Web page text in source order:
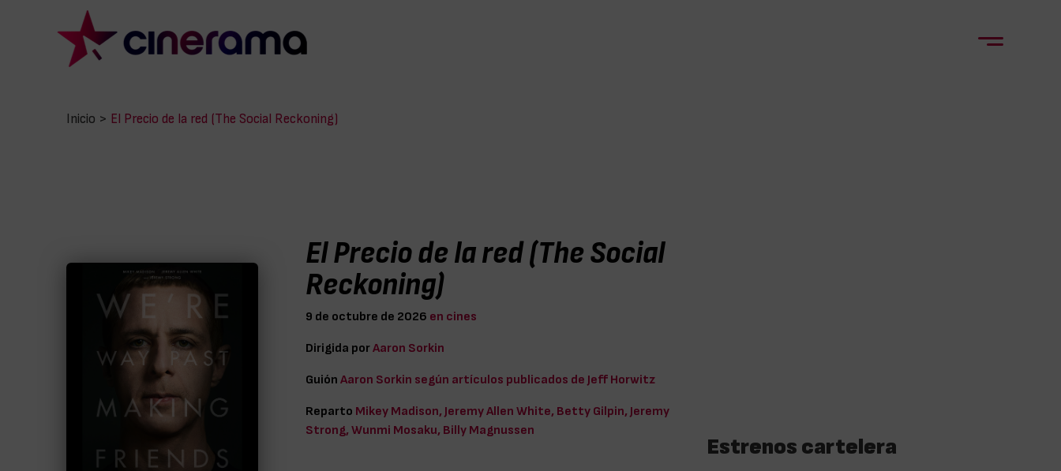
Inicio > El Precio de la red (The Social Reckoning)
El Precio de la red (The Social
Reckoning)
9 de octubre de 2026 en cines
Dirigida por Aaron Sorkin
Guión Aaron Sorkin según artículos publicados de Jeff Horwitz
Reparto Mikey Madison, Jeremy Allen White, Betty Gilpin, Jeremy
Strong, Wunmi Mosaku, Billy Magnussen
Estrenos cartelera